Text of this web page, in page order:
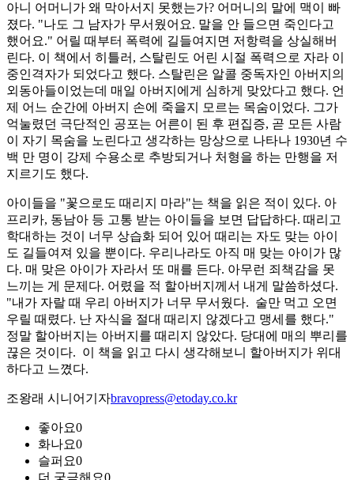
아니 어머니가 왜 막아서지 못했는가? 어머니의 말에 맥이 빠
졌다. "나도 그 남자가 무서웠어요. 말을 안 들으면 죽인다고
했어요." 어릴 때부터 폭력에 길들여지면 저항력을 상실해버
린다. 이 책에서 히틀러, 스탈린도 어린 시절 폭력으로 자라 이
중인격자가 되었다고 했다. 스탈린은 알콜 중독자인 아버지의
외동아들이었는데 매일 아버지에게 심하게 맞았다고 했다. 언
제 어느 순간에 아버지 손에 죽을지 모르는 목숨이었다. 그가
억눌렸던 극단적인 공포는 어른이 된 후 편집증, 곧 모든 사람
이 자기 목숨을 노린다고 생각하는 망상으로 나타나 1930년 수
백 만 명이 강제 수용소로 추방되거나 처형을 하는 만행을 저
지르기도 했다.
아이들을 "꽃으로도 때리지 마라"는 책을 읽은 적이 있다. 아
프리카, 동남아 등 고통 받는 아이들을 보면 답답하다. 때리고
학대하는 것이 너무 상습화 되어 있어 때리는 자도 맞는 아이
도 길들여져 있을 뿐이다. 우리나라도 아직 매 맞는 아이가 많
다. 매 맞은 아이가 자라서 또 매를 든다. 아무런 죄책감을 못
느끼는 게 문제다. 어렸을 적 할아버지께서 내게 말씀하셨다.
"내가 자랄 때 우리 아버지가 너무 무서웠다. 술만 먹고 오면
우릴 때렸다. 난 자식을 절대 때리지 않겠다고 맹세를 했다."
정말 할아버지는 아버지를 때리지 않았다. 당대에 매의 뿌리를
끊은 것이다. 이 책을 읽고 다시 생각해보니 할아버지가 위대
하다고 느꼈다.
조왕래 시니어기자bravopress@etoday.co.kr
좋아요0
화나요0
슬퍼요0